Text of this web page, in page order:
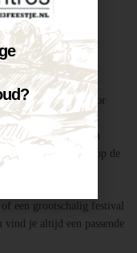
of
alleen geschikt voor
buurtfeesten,
de mobiliteit en
inspelen op de
een grootschalig festival
je altijd een passende